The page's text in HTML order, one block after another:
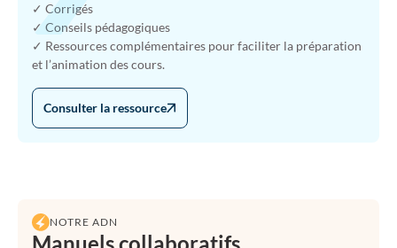
✓ Corrigés
✓ Conseils pédagogiques
✓ Ressources complémentaires pour faciliter la préparation
et l’animation des cours.
Consulter la ressource
NOTRE ADN